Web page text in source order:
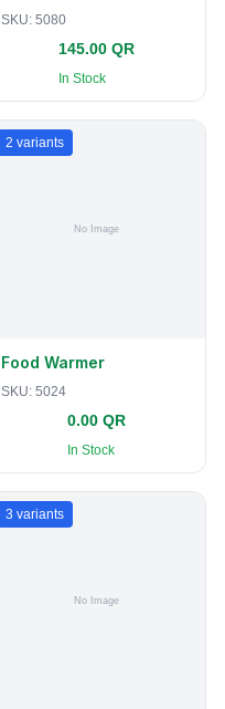
SKU: 5080
145.00 QR
In Stock
2 variants
Food Warmer
SKU: 5024
0.00 QR
In Stock
3 variants